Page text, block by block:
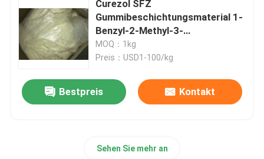
Spezielle Chemikalien
Curezol SFZ
Gummibeschichtungsmaterial 1-
Benzyl-2-Methyl-3-
Laurylimidazoliumchlorid
MOQ：1kg
Preis：USD1-100/kg
Bestpreis Kontakt
Sehen Sie mehr an